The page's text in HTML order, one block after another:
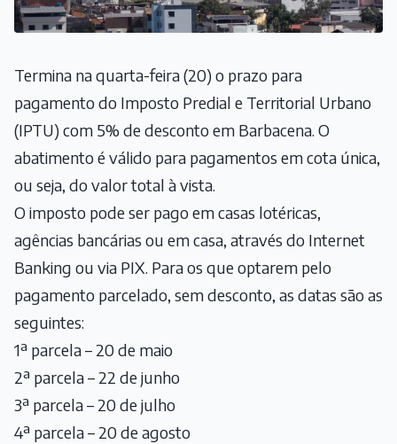
Termina na quarta-feira (20) o prazo para
pagamento do Imposto Predial e Territorial Urbano
(IPTU) com 5% de desconto em Barbacena. O
abatimento é válido para pagamentos em cota única,
ou seja, do valor total à vista.
O imposto pode ser pago em casas lotéricas,
agências bancárias ou em casa, através do Internet
Banking ou via PIX. Para os que optarem pelo
pagamento parcelado, sem desconto, as datas são as
seguintes:
1ª parcela – 20 de maio
2ª parcela – 22 de junho
3ª parcela – 20 de julho
4ª parcela – 20 de agosto